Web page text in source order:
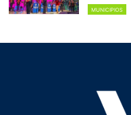
MUNICIPIOS